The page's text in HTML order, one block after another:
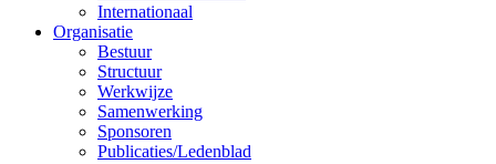
Internationaal
Organisatie
Bestuur
Structuur
Werkwijze
Samenwerking
Sponsoren
Publicaties/Ledenblad